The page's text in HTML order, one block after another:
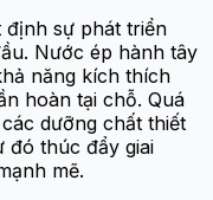
định sự phát triển
Nước ép hành tây
năng kích thích
hoàn tại chỗ. Quá
dưỡng chất thiết
đó thúc đẩy giai
mẽ.